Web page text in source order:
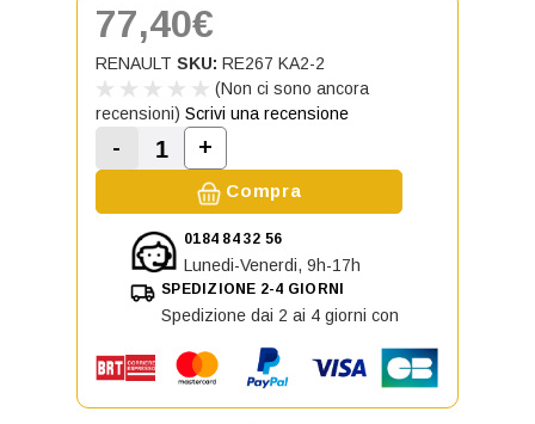
77,40€
RENAULT SKU: RE267 KA2-2
(Non ci sono ancora
recensioni) Scrivi una recensione
Diminuisci la quantità di Faro ottico
-
Aumenta la quantità di Faro ottico
+
Compra
0184 84 32 56
Lunedi-Venerdi, 9h-17h
SPEDIZIONE 2-4 GIORNI
Spedizione dai 2 ai 4 giorni con